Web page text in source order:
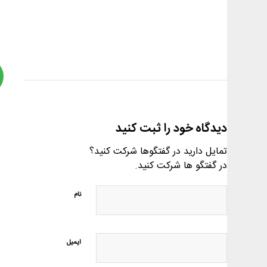
دیدگاه خود را ثبت کنید
تمایل دارید در گفتگوها شرکت کنید؟
در گفتگو ها شرکت کنید.
نام
ایمیل